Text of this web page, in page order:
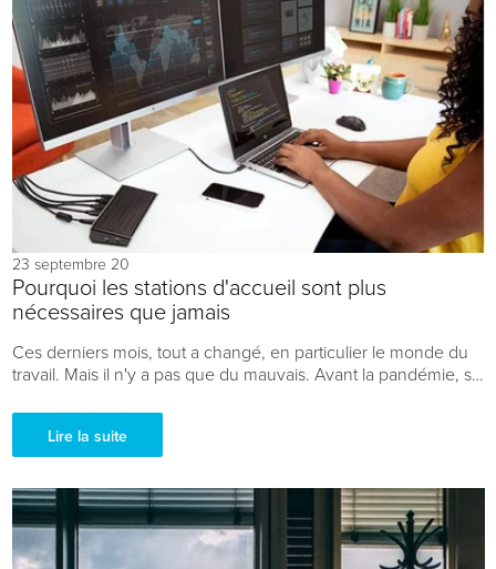
23 septembre 20
Pourquoi les stations d'accueil sont plus
nécessaires que jamais
Ces derniers mois, tout a changé, en particulier le monde du
travail. Mais il n'y a pas que du mauvais. Avant la pandémie, se
Lire la suite